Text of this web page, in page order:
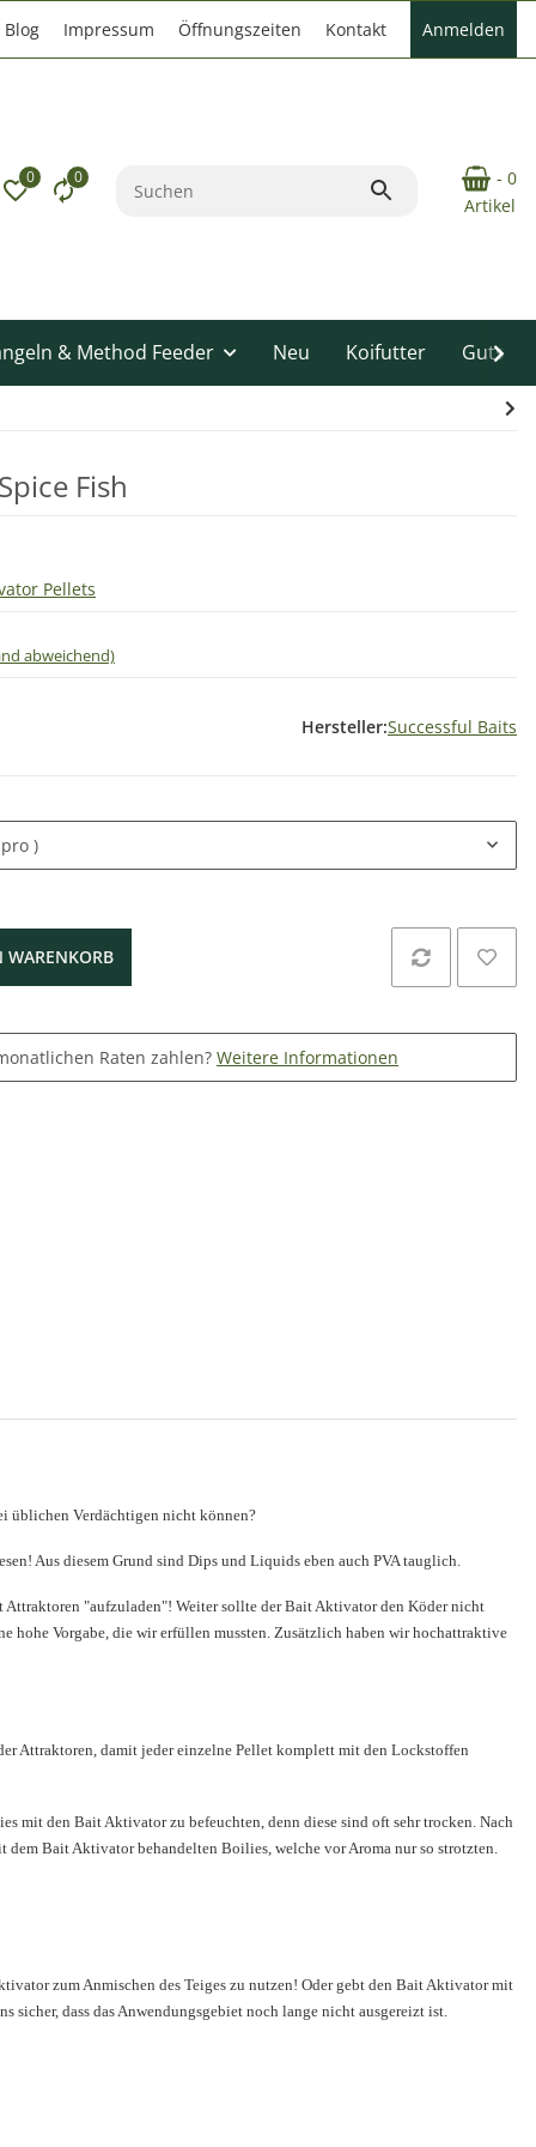
Blog Impressum Öffnungszeiten Kontakt Anmelden
0 0
- 0
Artikel
& Method Feeder Neu Koifutter
Fish
Pellets
abweichend)
Hersteller:Successful Baits
)
WARENKORB
Raten zahlen? Weitere Informationen
üblichen Verdächtigen nicht können?
Aus diesem Grund sind Dips und Liquids eben auch PVA tauglich.
"aufzuladen"! Weiter sollte der Bait Aktivator den Köder nicht
hohe Vorgabe, die wir erfüllen mussten. Zusätzlich haben wir hochattraktive
Attraktoren, damit jeder einzelne Pellet komplett mit den Lockstoffen
mit den Bait Aktivator zu befeuchten, denn diese sind oft sehr trocken. Nach
Bait Aktivator behandelten Boilies, welche vor Aroma nur so strotzten.
zum Anmischen des Teiges zu nutzen! Oder gebt den Bait Aktivator mit
dass das Anwendungsgebiet noch lange nicht ausgereizt ist.